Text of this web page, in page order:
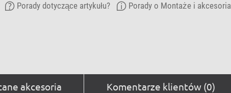
Porady dotyczące artykułu? Porady o Montaże i akcesoria
akcesoria Komentarze klientów (0)